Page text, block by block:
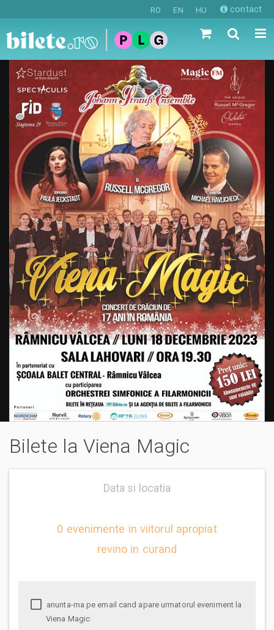
RO EN HU contact
Bilete la Viena Magic
Data si locatia
0 evenimente in viitorul apropiat
revino in curand
Viena Magic